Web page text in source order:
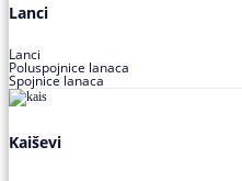
Lanci
Lanci
Poluspojnice lanaca
Spojnice lanaca
Kaiševi